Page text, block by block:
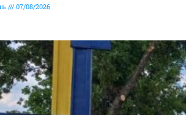
07/08/2026